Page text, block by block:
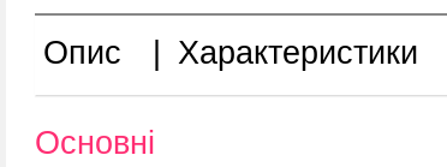
Опис Характеристики
Основні